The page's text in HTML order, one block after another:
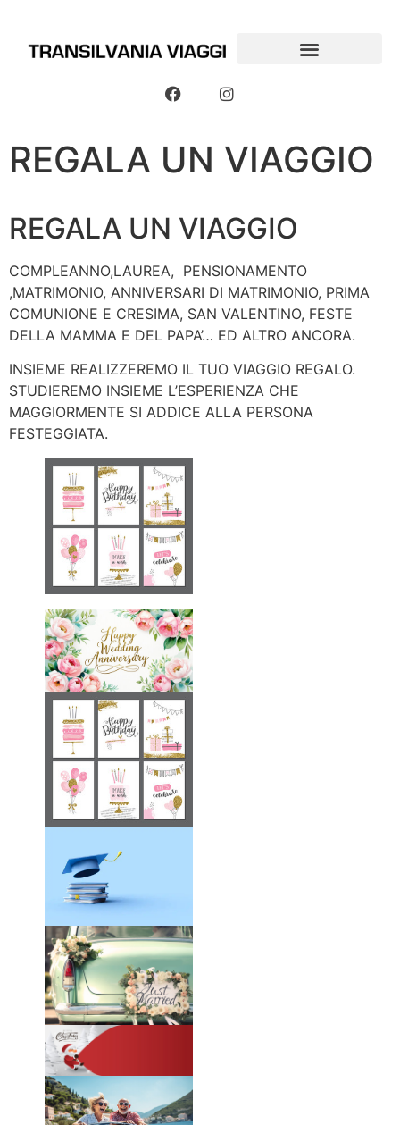
REGALA UN VIAGGIO
REGALA UN VIAGGIO
COMPLEANNO,LAUREA, PENSIONAMENTO
,MATRIMONIO, ANNIVERSARI DI MATRIMONIO, PRIMA
COMUNIONE E CRESIMA, SAN VALENTINO, FESTE
DELLA MAMMA E DEL PAPA’… ED ALTRO ANCORA.
INSIEME REALIZZEREMO IL TUO VIAGGIO REGALO.
STUDIEREMO INSIEME L’ESPERIENZA CHE
MAGGIORMENTE SI ADDICE ALLA PERSONA
FESTEGGIATA.